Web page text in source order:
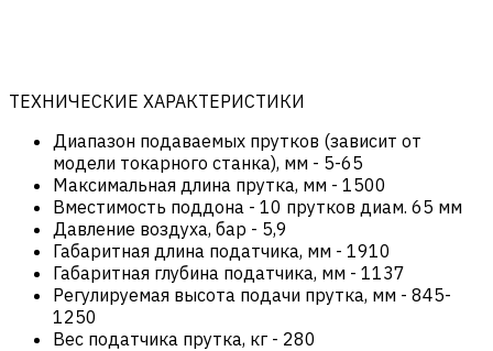
ТЕХНИЧЕСКИЕ ХАРАКТЕРИСТИКИ
Диапазон подаваемых прутков (зависит от
модели токарного станка), мм - 5-65
Максимальная длина прутка, мм - 1500
Вместимость поддона - 10 прутков диам. 65 мм
Давление воздуха, бар - 5,9
Габаритная длина податчика, мм - 1910
Габаритная глубина податчика, мм - 1137
Регулируемая высота подачи прутка, мм - 845-
1250
Вес податчика прутка, кг - 280